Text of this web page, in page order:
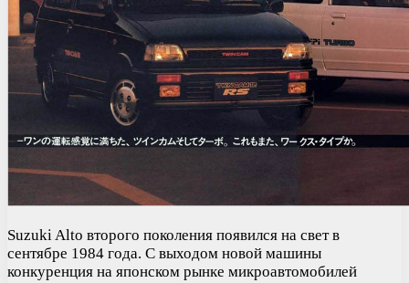
Suzuki Alto второго поколения появился на свет в
сентябре 1984 года. С выходом новой машины
конкуренция на японском рынке микроавтомобилей